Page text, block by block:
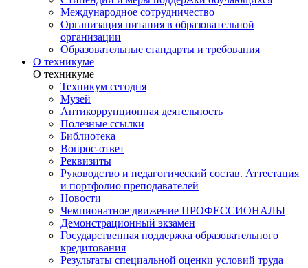
Международное сотрудничество
Организация питания в образовательной
организации
Образовательные стандарты и требования
О техникуме
О техникуме
Техникум сегодня
Музей
Антикоррупционная деятельность
Полезные ссылки
Библиотека
Вопрос-ответ
Реквизиты
Руководство и педагогический состав. Аттестация
и портфолио преподавателей
Новости
Чемпионатное движение ПРОФЕССИОНАЛЫ
Демонстрационный экзамен
Государственная поддержка образовательного
кредитования
Результаты специальной оценки условий труда